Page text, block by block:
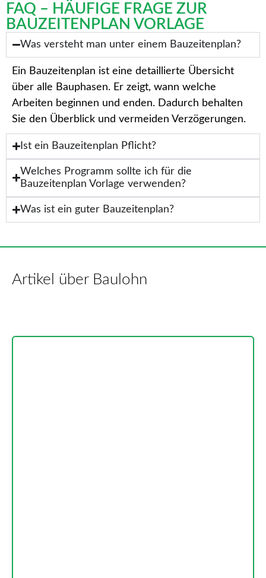
FAQ – HÄUFIGE FRAGE ZUR
BAUZEITENPLAN VORLAGE
Was versteht man unter einem Bauzeitenplan?
Ein Bauzeitenplan ist eine detaillierte Übersicht
über alle Bauphasen. Er zeigt, wann welche
Arbeiten beginnen und enden. Dadurch behalten
Sie den Überblick und vermeiden Verzögerungen.
Ist ein Bauzeitenplan Pflicht?
Welches Programm sollte ich für die
Bauzeitenplan Vorlage verwenden?
Was ist ein guter Bauzeitenplan?
Artikel über Baulohn